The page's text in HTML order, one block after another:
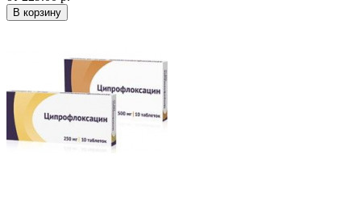
В корзину